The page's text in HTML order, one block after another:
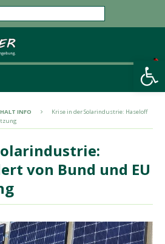
Werkzeugleiste öffnen
INFO
Krise in der Solarindustrie: Haseloff
von Bund und EU